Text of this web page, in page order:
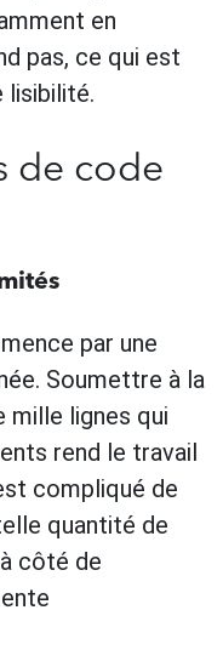
en
pas, ce qui est
lisibilité.
de code
par une
Soumettre à la
mille lignes qui
rend le travail
compliqué de
quantité de
côté de